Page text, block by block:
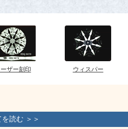
ザー刻印 ウィスパー